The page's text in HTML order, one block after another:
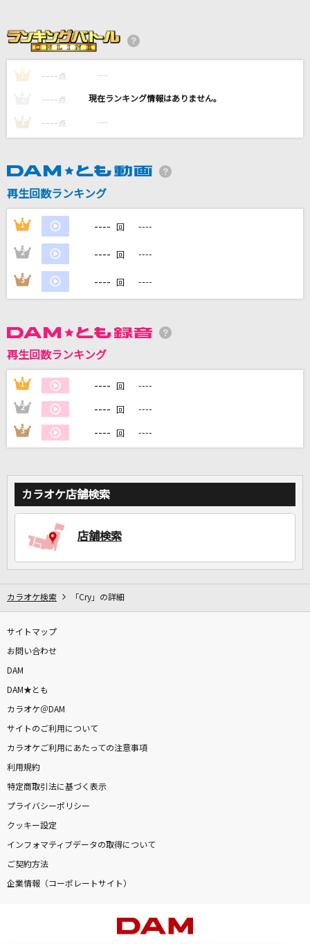
オフコース
dearest.
ころしちゃった!
Reol
カラオケ最新情報をチェック！
1 ---- 点 ----
---- 点 ----
3 ---- 点 ----
再生回数ランキング
1 ---- 回 ----
2 ---- 回 ----
3 ---- 回 ----
再生回数ランキング
1 ---- 回 ----
2 ---- 回 ----
3 ---- 回 ----
カラオケ店舗検索
店舗検索
カラオケ検索 「Cry」の詳細
サイトマップ
お問い合わせ
DAM
DAM★とも
カラオケ＠DAM
サイトのご利用について
カラオケご利用にあたっての注意事項
利用規約
特定商取引法に基づく表示
プライバシーポリシー
クッキー設定
インフォマティブデータの取得について
ご契約方法
企業情報（コーポレートサイト）